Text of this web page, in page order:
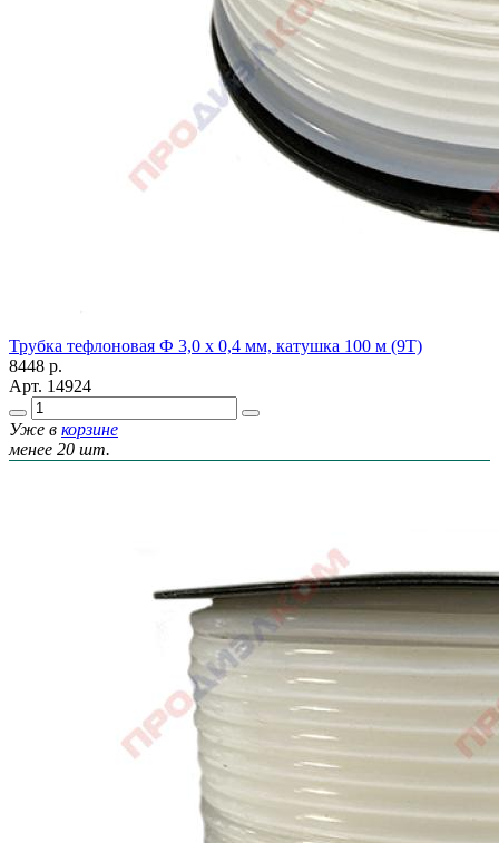
Трубка тефлоновая Ф 3,0 х 0,4 мм, катушка 100 м (9T)
8448 р.
Арт. 14924
Уже в корзине
менее 20 шт.